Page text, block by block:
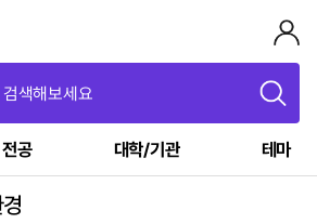
색해보세요
전공 대학/기관 테마